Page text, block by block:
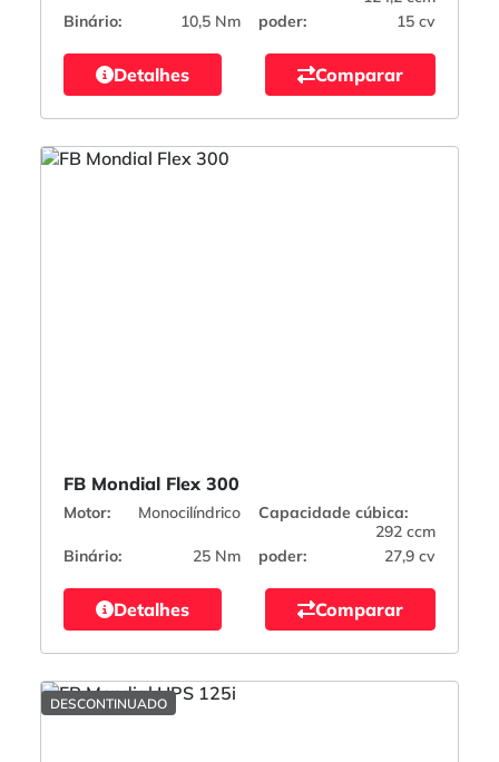
Binário:
10,5 Nm poder: 15 cv
Detalhes Comparar
FB Mondial Flex 300
Motor: Monocilíndrico
Capacidade cúbica:
292 ccm
Binário:
25 Nm poder: 27,9 cv
Detalhes Comparar
DESCONTINUADO